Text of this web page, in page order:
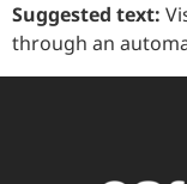
Suggested text:
through an